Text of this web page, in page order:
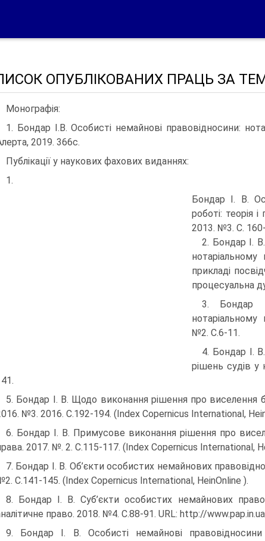
ОПУБЛІКОВАНИХ ПРАЦЬ ЗА
Монографія:
1. Бондар І.В. Особисті немайнові правовідносини:
2019. 366с.
Публікації у наукових фахових виданнях:
1.
Бондар І. В.
роботі: теорія
2013. №3. С.
2. Бондар І.
нотаріальному
прикладі
процесуальна
3. Бондар
№2. С.6-11.
4. Бондар І.
рішень судів
5. Бондар І. В. Щодо виконання рішення про виселення
№3. 2016. С.192-194. (Index Copernicus International,
6. Бондар І. В. Примусове виконання рішення про
2017. №. 2. С.115-117. (Index Copernicus International,
7. Бондар І. В. Об’єкти особистих немайнових
С.141-145. (Index Copernicus International, HeinOnline ).
8. Бондар І. В. Суб’єкти особистих немайнових
право. 2018. №4. C.88-91. URL: http://
9. Бондар І. В. Особисті немайнові